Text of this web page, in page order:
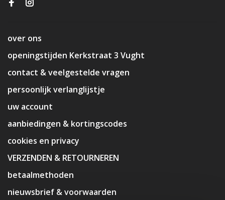
over ons
openingstijden Kerkstraat 3 Vught
contact & veelgestelde vragen
persoonlijk verlanglijstje
uw account
aanbiedingen & kortingscodes
cookies en privacy
VERZENDEN & RETOURNEREN
betaalmethoden
nieuwsbrief & voorwaarden